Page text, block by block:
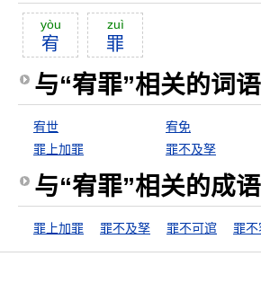
yòu
宥
zuì
罪
与“宥罪”相关的词语
宥世 宥免
罪上加罪
罪不及孥
与“宥罪”相关的成语
罪上加罪 罪不及孥 罪不可逭 罪不